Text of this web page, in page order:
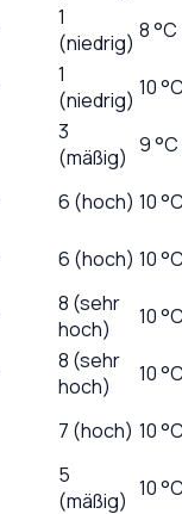
1
(niedrig) 8 °C
1
(niedrig) 10
3
(mäßig) 9 °C
6 (hoch) 10
6 (hoch) 10
8 (sehr
hoch)
10
8 (sehr
hoch)
10
7 (hoch) 10
5
(mäßig) 10